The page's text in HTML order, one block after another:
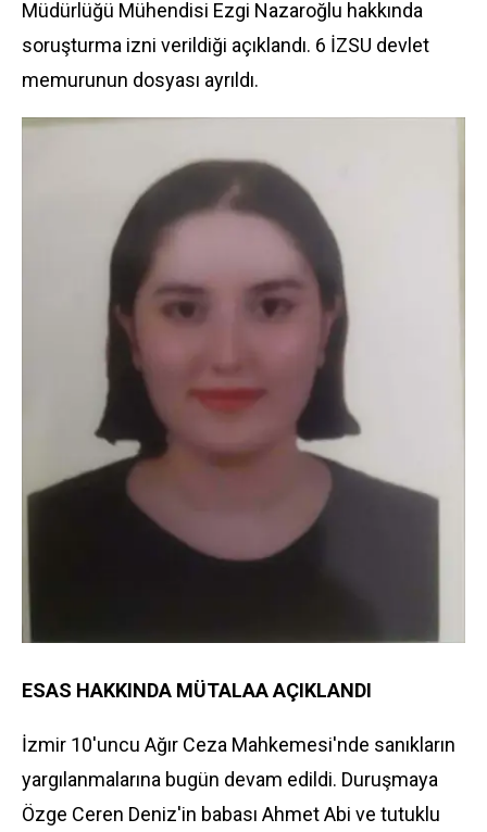
Müdürlüğü Mühendisi Ezgi Nazaroğlu hakkında
soruşturma izni verildiği açıklandı. 6 İZSU devlet
memurunun dosyası ayrıldı.
ESAS HAKKINDA MÜTALAA AÇIKLANDI
İzmir 10'uncu Ağır Ceza Mahkemesi'nde sanıkların
yargılanmalarına bugün devam edildi. Duruşmaya
Özge Ceren Deniz'in babası Ahmet Abi ve tutuklu